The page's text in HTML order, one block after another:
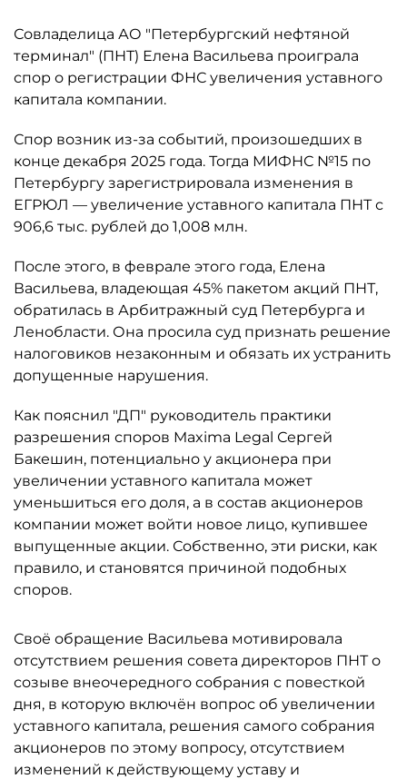
Совладелица АО "Петербургский нефтяной
терминал" (ПНТ) Елена Васильева проиграла
спор о регистрации ФНС увеличения уставного
капитала компании.
Спор возник из-за событий, произошедших в
конце декабря 2025 года. Тогда МИФНС №15 по
Петербургу зарегистрировала изменения в
ЕГРЮЛ — увеличение уставного капитала ПНТ с
906,6 тыс. рублей до 1,008 млн.
После этого, в феврале этого года, Елена
Васильева, владеющая 45% пакетом акций ПНТ,
обратилась в Арбитражный суд Петербурга и
Ленобласти. Она просила суд признать решение
налоговиков незаконным и обязать их устранить
допущенные нарушения.
Как пояснил "ДП" руководитель практики
разрешения споров Maxima Legal Сергей
Бакешин, потенциально у акционера при
увеличении уставного капитала может
уменьшиться его доля, а в состав акционеров
компании может войти новое лицо, купившее
выпущенные акции. Собственно, эти риски, как
правило, и становятся причиной подобных
споров.
Своё обращение Васильева мотивировала
отсутствием решения совета директоров ПНТ о
созыве внеочередного собрания с повесткой
дня, в которую включён вопрос об увеличении
уставного капитала, решения самого собрания
акционеров по этому вопросу, отсутствием
изменений к действующему уставу и